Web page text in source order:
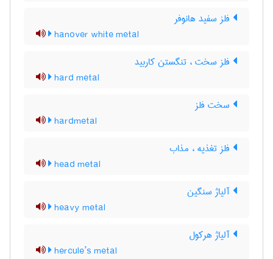
فلز سفید هانوفر
hanover white metal
فلز سخت ، تنگستن کاربید
hard metal
سخت فلز
hardmetal
فلز تغذیه ، مذاب
head metal
آلیاژ سنگین
heavy metal
آلیاژ هرکول
hercule’s metal